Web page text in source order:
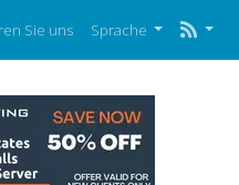
Sie uns Sprache